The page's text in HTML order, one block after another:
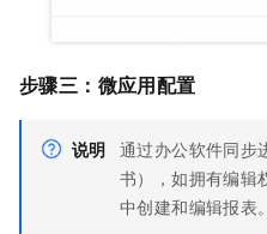
步骤三：微应用配置
说明 通过办公软件同步
书），如拥有编辑
中创建和编辑报表。